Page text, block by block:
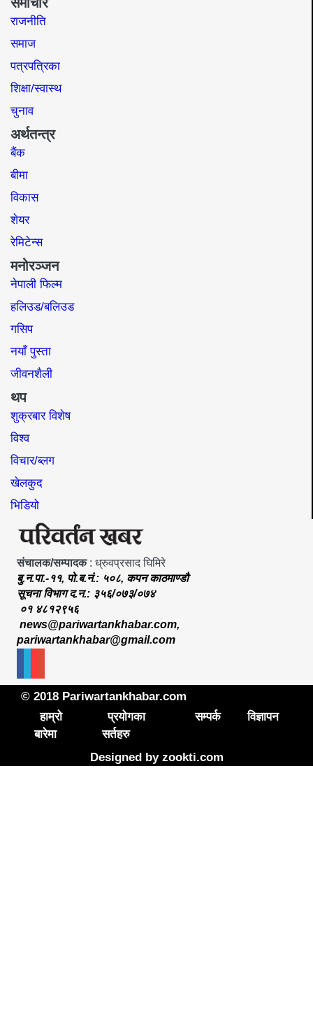
राजनीति
समाज​
पत्रपत्रिका
शिक्षा/स्वास्थ
चुनाव
अर्थतन्त्र
बैंक
बीमा
विकास
शेयर
रेमिटेन्स
मनोरञ्जन
नेपाली फिल्म
हलिउड/बलिउड
गसिप
नयाँ पुस्ता
जीवनशैली
थप
शुक्रबार विशेष
विश्व
विचार/ब्लग
खेलकुद
भिडियो
संचालक/सम्पादक: ध्रुवप्रसाद घिमिरे
बु.न.पा.-११, पो.ब.नं.: ५०८, कपन काठमाण्डौ
सूचना विभाग द.न.: ३५६/०७३/०७४
०१ ४८१२९५६
news@pariwartankhabar.com,
pariwartankhabar@gmail.com
© 2018 Pariwartankhabar.com
हाम्रो
बारेमा
प्रयोगका
सर्तहरु
सम्पर्क विज्ञापन
Designed by zookti.com